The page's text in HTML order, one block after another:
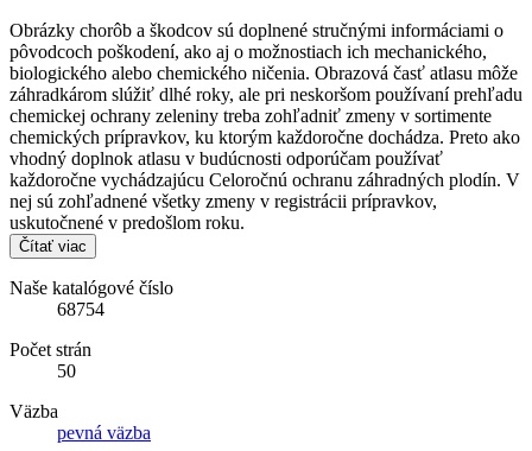
Obrázky chorôb a škodcov sú doplnené stručnými informáciami o
pôvodcoch poškodení, ako aj o možnostiach ich mechanického,
biologického alebo chemického ničenia. Obrazová časť atlasu môže
záhradkárom slúžiť dlhé roky, ale pri neskoršom používaní prehľadu
chemickej ochrany zeleniny treba zohľadniť zmeny v sortimente
chemických prípravkov, ku ktorým každoročne dochádza. Preto ako
vhodný doplnok atlasu v budúcnosti odporúčam používať
každoročne vychádzajúcu Celoročnú ochranu záhradných plodín. V
nej sú zohľadnené všetky zmeny v registrácii prípravkov,
uskutočnené v predošlom roku.
Čítať viac
Naše katalógové číslo
68754
Počet strán
50
Väzba
pevná väzba